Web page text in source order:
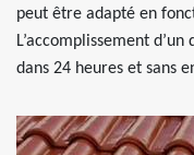
peut être adapté en
L’accomplissement
dans 24 heures et sans